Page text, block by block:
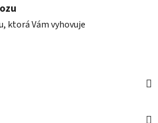
ktorá Vám vyhovuje